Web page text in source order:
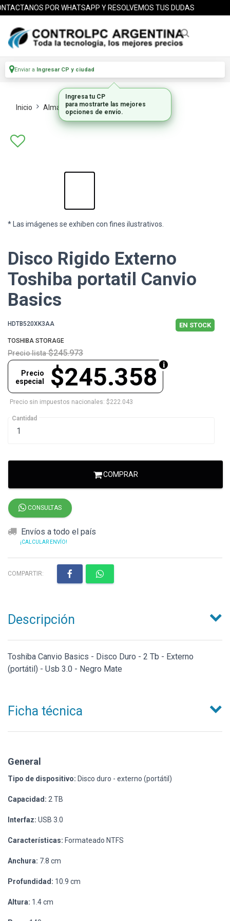
POR WHATSAPP Y RESOLVEMOS TUS DUDAS
Enviar a Ingresar CP y ciudad
Inicio Almacenamiento Hdd Externos
* Las imágenes se exhiben con fines ilustrativos.
Disco Rigido Externo
Toshiba portatil Canvio
Basics
HDTB520XK3AA EN STOCK
TOSHIBA STORAGE
Precio lista $245.973
$245.358
Precio
especial
Precio sin impuestos nacionales: $222.043
Cantidad
COMPRAR
CONSULTAS
Envíos a todo el país
¡CALCULAR ENVÍO!
COMPARTIR:
Descripción
Toshiba Canvio Basics - Disco Duro - 2 Tb - Externo
(portátil) - Usb 3.0 - Negro Mate
Ficha técnica
General
Tipo de dispositivo: Disco duro - externo (portátil)
Capacidad: 2 TB
Interfaz: USB 3.0
Características: Formateado NTFS
Anchura: 7.8 cm
Profundidad: 10.9 cm
Altura: 1.4 cm
Ingresa tu CP
para mostrarte las mejores
opciones de envío.